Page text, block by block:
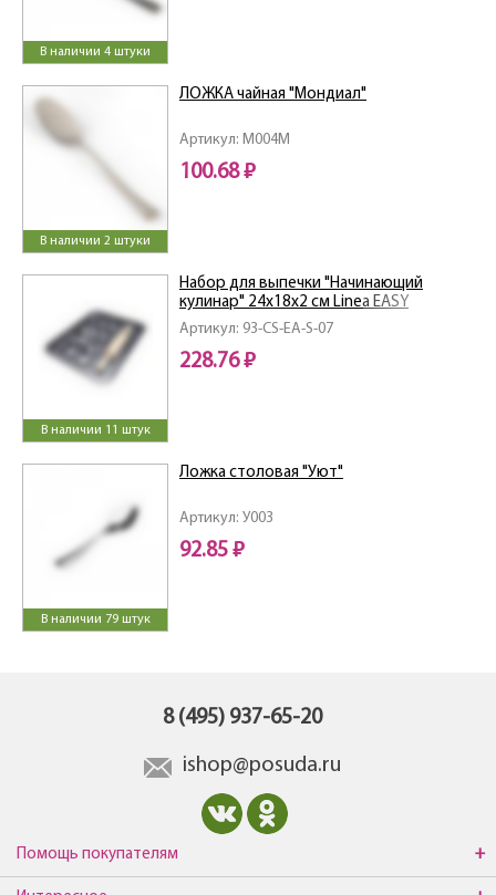
В наличии 4 штуки
В наличии 2 штуки
Артикул: M004M
ЛОЖКА чайная "Мондиал"
100.68 ₽
В наличии 11 штук
Артикул: 93-CS-EA-S-07
Набор для выпечки "Начинающий
кулинар" 24х18х2 см Linea EASY
228.76 ₽
В наличии 79 штук
Артикул: У003
Ложка столовая "Уют"
92.85 ₽
8 (495) 937-65-20
ishop@posuda.ru
Помощь покупателям